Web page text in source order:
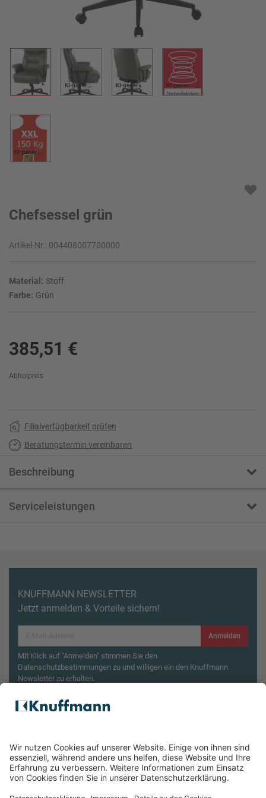
KI-generiert KI-generiert KI-generiert
KI-generiert
Chefsessel grün
Artikel-Nr.: 004408007700000
Material: Stoff
Farbe: Grün
385,51 €
Abholpreis
Filialverfügbarkeit prüfen
Beratungstermin vereinbaren
Beschreibung
Serviceleistungen
KNUFFMANN NEWSLETTER
Jetzt anmelden & Vorteile sichern!
Anmelden
Mit Klick auf "Anmelden" stimmen Sie den
Datenschutzbestimmungen zu und willigen ein den Knuffmann
Newsletter zu erhalten.
Aktionsbedingungen¹
Wasserkocher